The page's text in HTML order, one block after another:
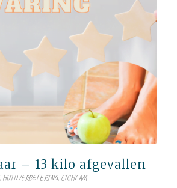
– 13 kilo afgevallen
HUIDVERBETERING, LICHAAM